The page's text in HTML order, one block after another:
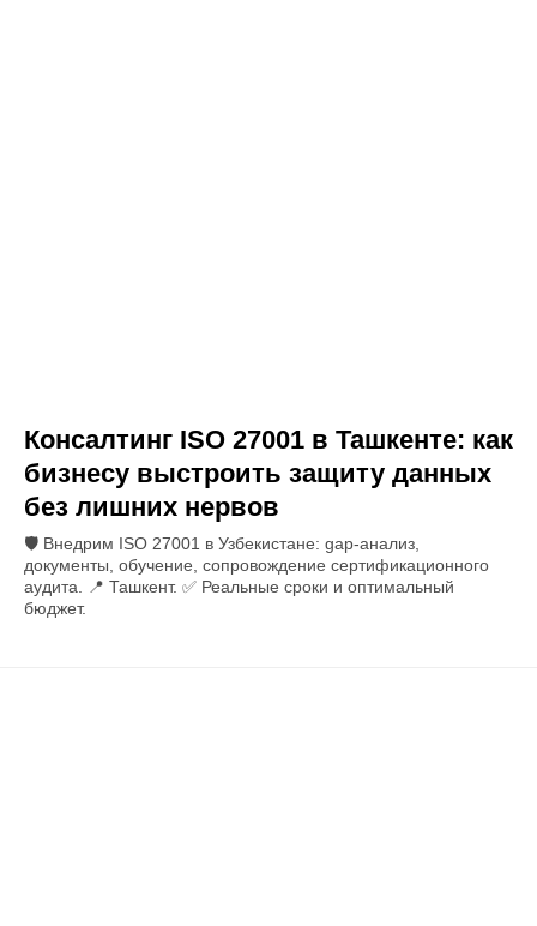
Консалтинг ISO 27001 в Ташкенте: как
бизнесу выстроить защиту данных
без лишних нервов
🛡️ Внедрим ISO 27001 в Узбекистане: gap-анализ,
документы, обучение, сопровождение сертификационного
аудита. 📍 Ташкент. ✅ Реальные сроки и оптимальный
бюджет.